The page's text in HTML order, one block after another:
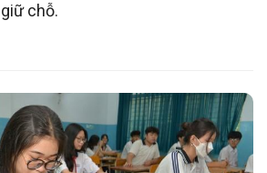
chỗ.